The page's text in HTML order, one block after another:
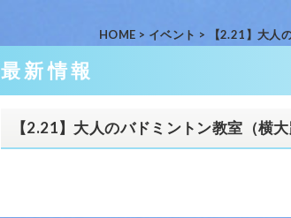
HOME > イベント > 【2.21】大人
最新情報
【2.21】大人のバドミントン教室（横